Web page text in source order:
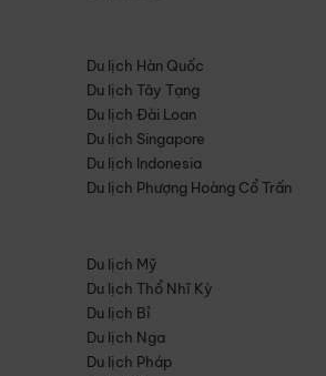
Du lịch Hàn Quốc
Du lịch Tây Tạng
Du lịch Đài Loan
Du lịch Singapore
Du lịch Indonesia
Du lịch Phượng Hoàng Cổ Trấn
Du lịch Mỹ
Du lịch Thổ Nhĩ Kỳ
Du lịch Bỉ
Du lịch Nga
Du lịch Pháp